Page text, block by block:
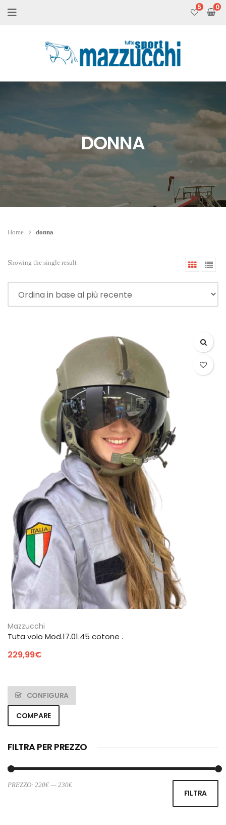
5
DONNA
Home donna
Showing the single result
Mazzucchi
Tuta volo Mod.17.01.45 cotone .
229,99€
CONFIGURA
COMPARE
FILTRA PER PREZZO
FILTRA
PREZZO: 220€ — 230€